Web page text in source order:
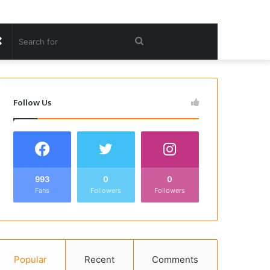
Search
for
Random
Article
Follow Us
993
Fans
0
Followers
0
Followers
Popular Recent Comments